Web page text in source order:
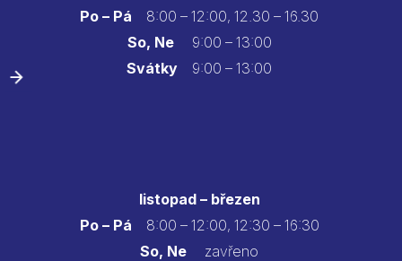
Po – Pá
8:00 – 12:00, 12.30 – 16.30
So, Ne9:00 – 13:00
Svátky 9:00 – 13:00
listopad – březen
Po – Pá 8:00 – 12:00, 12:30 – 16:30
So, Ne zavřeno